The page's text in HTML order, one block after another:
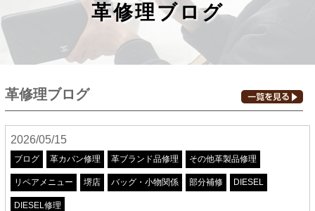
革修理ブログ
革修理ブログ
2026/05/15
ブログ 革カバン修理 革ブランド品修理 その他革製品修理
リペアメニュー 堺店 バッグ・小物関係 部分補修 DIESEL
DIESEL修理